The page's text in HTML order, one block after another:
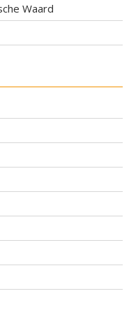
Waard